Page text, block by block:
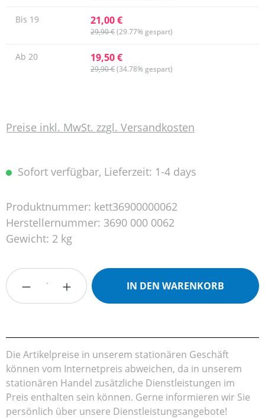
Bis 19 21,00 €
29,90 €(29.77% gespart)
Ab 20 19,50 €
29,90 €(34.78% gespart)
Preise inkl. MwSt. zzgl. Versandkosten
Sofort verfügbar, Lieferzeit: 1-4 days
Produktnummer: kett36900000062
Herstellernummer: 3690 000 0062
Gewicht: 2 kg
Produkt Anzahl: Gib den gewünschten
IN DEN WARENKORB
Die Artikelpreise in unserem stationären Geschäft
können vom Internetpreis abweichen, da in unserem
stationären Handel zusätzliche Dienstleistungen im
Preis enthalten sein können. Gerne informieren wir Sie
persönlich über unsere Dienstleistungsangebote!